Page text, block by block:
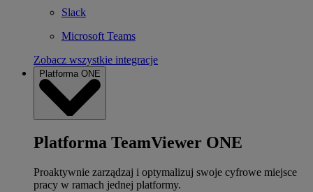
Slack
Microsoft Teams
Zobacz wszystkie integracje
Platforma ONE
Platforma TeamViewer ONE
Proaktywnie zarządzaj i optymalizuj swoje cyfrowe miejsce
pracy w ramach jednej platformy.